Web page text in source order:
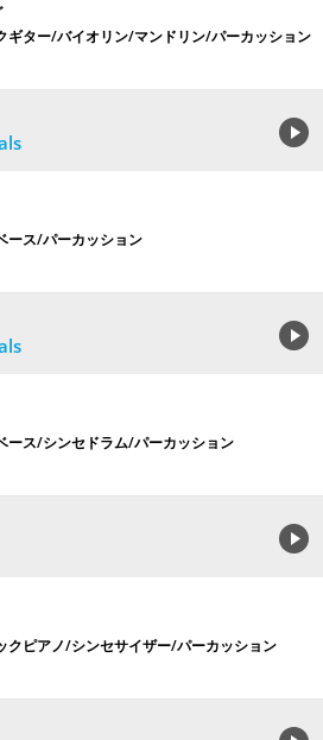
ギター/バイオリン/マンドリン/パーカッション
ース/パーカッション
ース/シンセドラム/パーカッション
クピアノ/シンセサイザー/パーカッション